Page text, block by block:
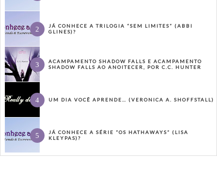
JÁ CONHECE A TRILOGIA “SEM LIMITES” (ABBI
GLINES)?
ACAMPAMENTO SHADOW FALLS E ACAMPAMENTO
SHADOW FALLS AO ANOITECER, POR C.C. HUNTER
UM DIA VOCÊ APRENDE… (VERONICA A. SHOFFSTALL)
JÁ CONHECE A SÉRIE “OS HATHAWAYS” (LISA
KLEYPAS)?